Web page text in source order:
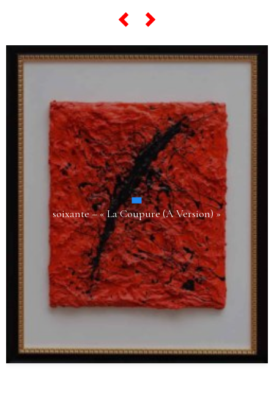
soixante – « La Coupure (A Version) »